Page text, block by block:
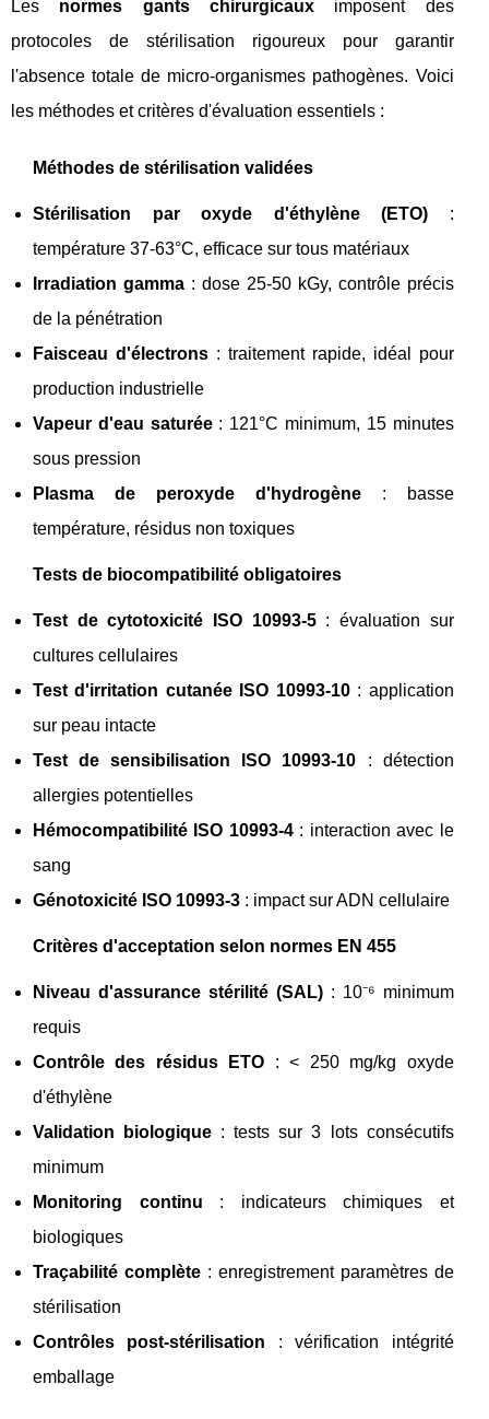
Les normes gants chirurgicauximposent des
protocoles de stérilisation rigoureux pour garantir
l'absence totale de micro-organismes pathogènes. Voici
les méthodes et critères d'évaluation essentiels :
Méthodes de stérilisation validées
Stérilisation par oxyde d'éthylène (ETO) :
température 37-63°C, efficace sur tous matériaux
Irradiation gamma: dose 25-50 kGy, contrôle précis
de la pénétration
Faisceau d'électrons: traitement rapide, idéal pour
production industrielle
Vapeur d'eau saturée: 121°C minimum, 15 minutes
sous pression
Plasma de peroxyde d'hydrogène: basse
température, résidus non toxiques
Tests de biocompatibilité obligatoires
Test de cytotoxicité ISO 10993-5: évaluation sur
cultures cellulaires
Test d'irritation cutanée ISO 10993-10: application
sur peau intacte
Test de sensibilisation ISO 10993-10 : détection
allergies potentielles
Hémocompatibilité ISO 10993-4: interaction avec le
sang
Génotoxicité ISO 10993-3 : impact sur ADN cellulaire
Critères d'acceptation selon normes EN 455
Niveau d'assurance stérilité (SAL): 10⁻⁶ minimum
requis
Contrôle des résidus ETO : < 250 mg/kg oxyde
d'éthylène
Validation biologique : tests sur 3 lots consécutifs
minimum
Monitoring continu : indicateurs chimiques et
biologiques
Traçabilité complète: enregistrement paramètres de
stérilisation
Contrôles post-stérilisation : vérification intégrité
emballage